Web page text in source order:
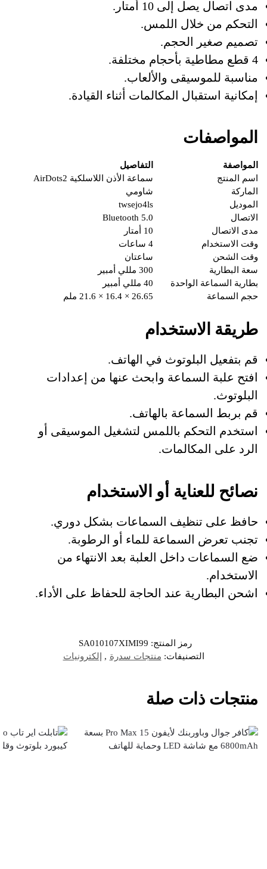
مدى اتصال يصل إلى 10 أمتار.
التحكم من خلال اللمس.
تصميم صغير الحجم.
4 قطع مطاطية بأحجام مختلفة.
مناسبة للموسيقى والألعاب.
إمكانية استقبال المكالمات أثناء القيادة.
المواصفات
المواصفة
التفاصيل
اسم المنتج
سماعة الأذن اللاسلكية AirDots2
الماركة
شاومي
الموديل
twsejo4ls
الاتصال
Bluetooth 5.0
مدى الاتصال
10 أمتار
وقت الاستخدام
4 ساعات
وقت الشحن
ساعتان
سعة البطارية
300 مللي أمبير
بطارية السماعة الواحدة
40 مللي أمبير
حجم السماعة
26.65 × 16.4 × 21.6 ملم
طريقة الاستخدام
قم بتفعيل البلوتوث في الهاتف.
افتح علبة السماعة وابحث عنها من إعدادات
البلوتوث.
قم بربط السماعة بالهاتف.
استخدم التحكم باللمس لتشغيل الموسيقى أو
الرد على المكالمات.
نصائح للعناية أو الاستخدام
حافظ على تنظيف السماعات بشكل دوري.
تجنب تعرض السماعة للماء أو الرطوبة.
ضع السماعات داخل العلبة بعد الانتهاء من
الاستخدام.
اشحن البطارية عند الحاجة للحفاظ على الأداء.
رمز المنتج: SA010107XIMI99
التصنيفات: منتجات سدرة , إلكترونيات
منتجات ذات صلة